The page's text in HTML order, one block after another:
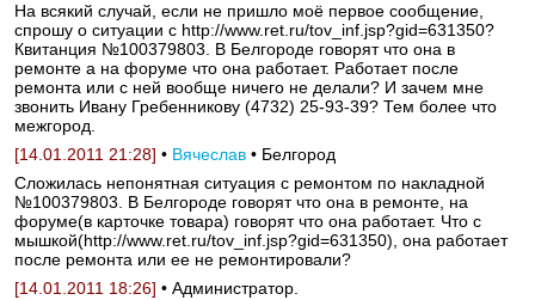
На всякий случай, если не пришло моё первое сообщение,
спрошу о ситуации с http://www.ret.ru/tov_inf.jsp?gid=631350?
Квитанция №100379803. В Белгороде говорят что она в
ремонте а на форуме что она работает. Работает после
ремонта или с ней вообще ничего не делали? И зачем мне
звонить Ивану Гребенникову (4732) 25-93-39? Тем более что
межгород.
[14.01.2011 21:28] • Вячеслав • Белгород
Сложилась непонятная ситуация с ремонтом по накладной
№100379803. В Белгороде говорят что она в ремонте, на
форуме(в карточке товара) говорят что она работает. Что с
мышкой(http://www.ret.ru/tov_inf.jsp?gid=631350), она работает
после ремонта или ее не ремонтировали?
[14.01.2011 18:26] • Администратор.